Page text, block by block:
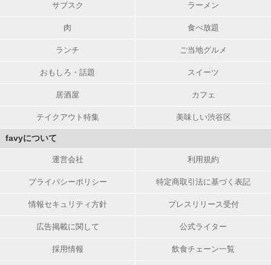
サブスク ラーメン
肉 食べ放題
ランチ ご当地グルメ
おもしろ・話題 スイーツ
居酒屋 カフェ
テイクアウト特集 美味しい渋谷区
favyについて
運営会社 利用規約
プライバシーポリシー 特定商取引法に基づく表記
情報セキュリティ方針 プレスリリース受付
広告掲載に関して 公式ライター
採用情報 飲食チェーン一覧